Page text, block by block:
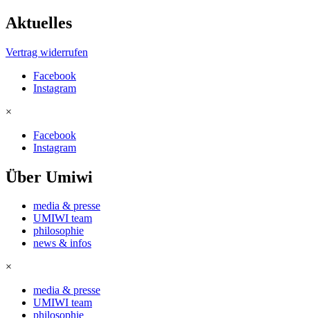
Aktuelles
Vertrag widerrufen
Facebook
Instagram
×
Facebook
Instagram
Über Umiwi
media & presse
UMIWI team
philosophie
news & infos
×
media & presse
UMIWI team
philosophie